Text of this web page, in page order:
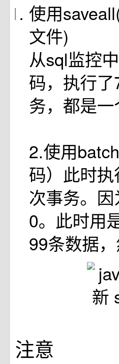
使用
文件)
从sql监控
码，执行
务，都是
2.使用
码）此时
次事务。
0。此时用
99条数据
注意